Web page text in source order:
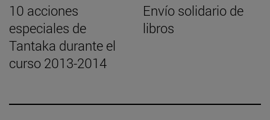
10 acciones
especiales de
Tantaka durante el
curso 2013-2014
Envío solidario de
libros